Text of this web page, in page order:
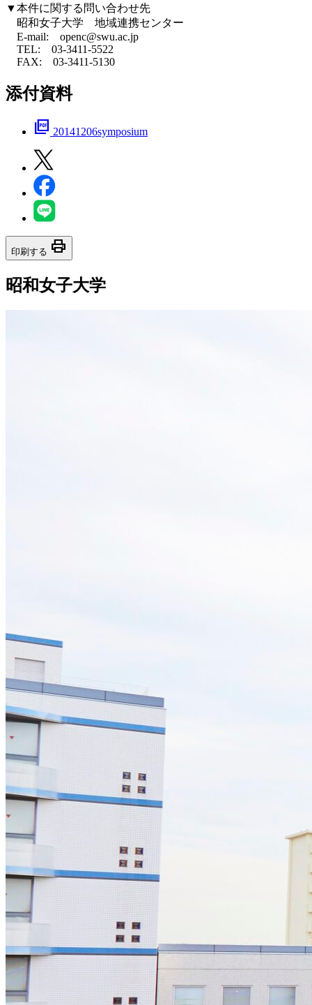
▼本件に関する問い合わせ先
昭和女子大学 地域連携センター
E-mail: openc@swu.ac.jp
TEL: 03-3411-5522
FAX: 03-3411-5130
添付資料
picture_as_pdf 20141206symposium
印刷する print
昭和女子大学